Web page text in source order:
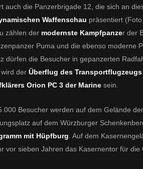
auch die Panzerbrigade 12, die sich an
Waffenschau präsentiert
zählen der modernste Kampfpanzer der
Puma und die ebenso moderne
dürfen die Besucher in gepanzerten
der Überflug des
Orion PC 3 der Marine sein.
Besucher werden auf dem Gelände
auf dem Würzburger
mit Hüpfburg . Auf dem
vor sieben Jahren das Kasernentor für die